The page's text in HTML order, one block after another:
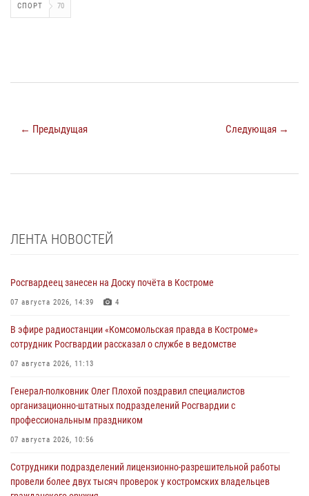
СПОРТ 70
← Предыдущая Следующая →
ЛЕНТА НОВОСТЕЙ
Росгвардеец занесен на Доску почёта в Костроме
07 августа 2026, 14:39 4
В эфире радиостанции «Комсомольская правда в Костроме»
сотрудник Росгвардии рассказал о службе в ведомстве
07 августа 2026, 11:13
Генерал-полковник Олег Плохой поздравил специалистов
организационно-штатных подразделений Росгвардии с
профессиональным праздником
07 августа 2026, 10:56
Сотрудники подразделений лицензионно-разрешительной работы
провели более двух тысяч проверок у костромских владельцев